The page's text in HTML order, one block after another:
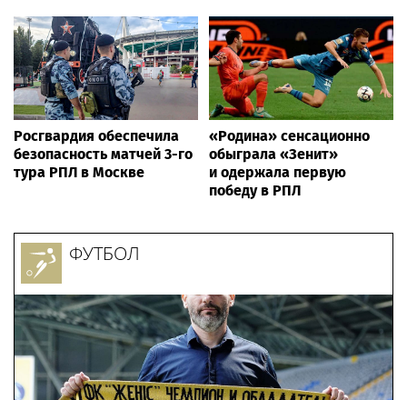
Росгвардия обеспечила
безопасность матчей 3-го
тура РПЛ в Москве
«Родина» сенсационно
обыграла «Зенит»
и одержала первую
победу в РПЛ
ФУТБОЛ